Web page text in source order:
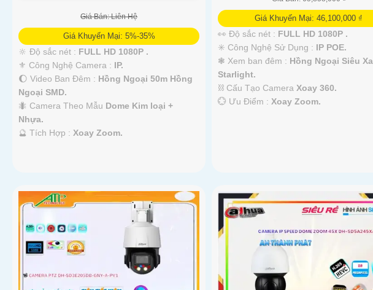
Giá Bán: Liên Hệ
Giá Khuyến Mại: 5%-35%
🔆 Độ sắc nét : FULL HD 1080P .
⚜️ Công Nghệ Camera : IP.
🌔 Video Ban Đêm : Hồng Ngoại 50m Hồng
Ngoại SMD.
🐜 Camera Theo Mẫu Dome Kim loại +
Nhựa.
️🔮 Tích Hợp : Xoay Zoom.
Giá Khuyến Mại: 46,100,000 ₫
👀 Độ sắc nét : FULL HD 1080P .
✳️ Công Nghệ Sử Dụng : IP POE.
❃ Xem ban đêm : Hồng Ngoại Siêu Xa
Starlight.
⛓ Cấu Tạo Camera Xoay 360.
️💮 Ưu Điểm : Xoay Zoom.